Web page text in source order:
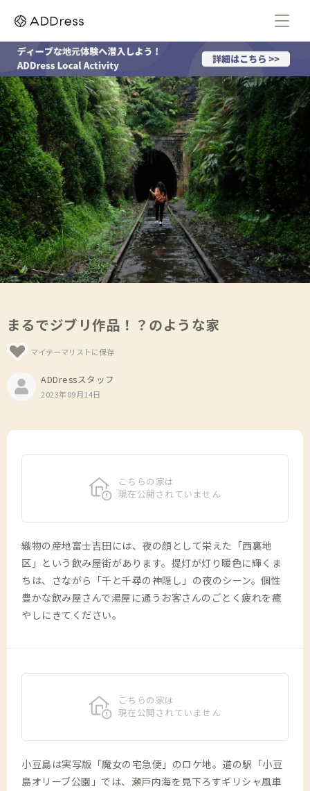
まるでジブリ作品！？のような家
マイテーマリストに保存
ADDressスタッフ
2023年09月14日
こちらの家は
現在公開されていません
織物の産地富士吉田には、夜の顔として栄えた「西裏地
区」という飲み屋街があります。提灯が灯り暖色に輝くま
ちは、さながら「千と千尋の神隠し」の夜のシーン。個性
豊かな飲み屋さんで湯屋に通うお客さんのごとく疲れを癒
やしにきてください。
こちらの家は
現在公開されていません
小豆島は実写版「魔女の宅急便」のロケ地。道の駅「小豆
島オリーブ公園」では、瀬戸内海を見下ろすギリシャ風車